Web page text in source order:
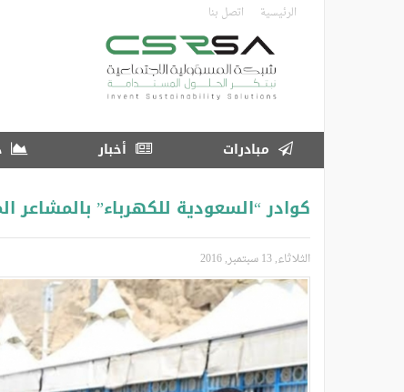
الرئيسية اتصل بنا
مبادرات أخبار
كوادر “السعودية للكهرباء”
الثلاثاء, 13 سبتمبر, 2016